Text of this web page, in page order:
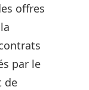
offres
par le
de